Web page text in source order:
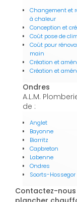
Changement et
à chaleur
Conception et
Coût pose de
Coût pour
main
Création et
Création et
Ondres
A.L.M.
de :
Anglet
Bayonne
Biarritz
Capbreton
Labenne
Ondres
Soorts-Hossegor
Contactez-